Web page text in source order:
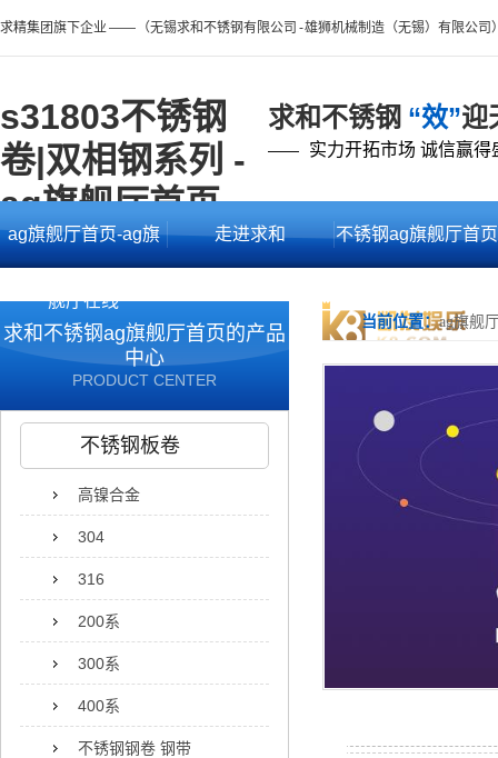
求精集团旗下企业 —— （无锡求和不锈钢有限公司 - 雄狮机械制造（无锡）有限公司
s31803不锈钢
卷|双相钢系列 -
ag旗舰厅首页
求和不锈钢 “效”迎
—— 实力开拓市场 诚信赢得
ag旗舰厅首页-ag旗
舰厅在线
走进求和 不锈钢ag旗舰厅首页
当前位置：ag旗舰
求和不锈钢ag旗舰厅首页的产品
中心
PRODUCT CENTER
不锈钢板卷
高镍合金
304
316
200系
300系
400系
不锈钢钢卷 钢带